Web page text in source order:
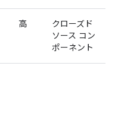
高
クローズド
ソース コン
ポーネント